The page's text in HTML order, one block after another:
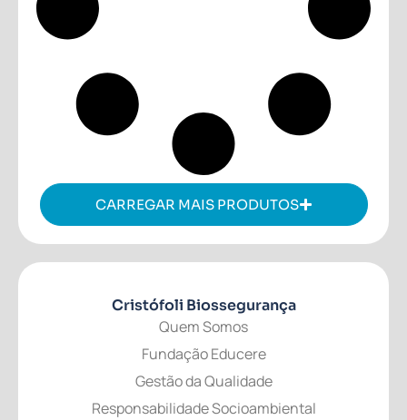
CARREGAR MAIS PRODUTOS
Cristófoli Biossegurança
Quem Somos
Fundação Educere
Gestão da Qualidade
Responsabilidade Socioambiental